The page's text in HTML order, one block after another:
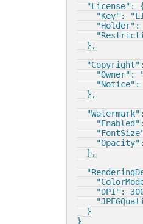
"License" :
"Key" :
"Holder" :
} ,
"Copyright" :
"Owner" :
"Notice" :
} ,
"Watermark" :
"Enabled" :
"Opacity" :
} ,
"DPI" :
}
}